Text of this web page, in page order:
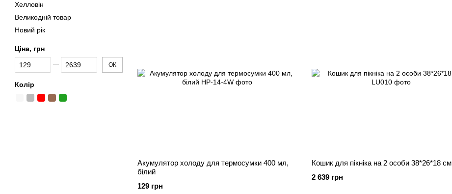
Акумулятор холоду для термосумки 400 мл,
білий
129 грн
Кошик для пікніка на 2 особи 38*26*18 см
2 639 грн
Хелловін
Великодній товар
Новий рік
Ціна, грн
Від Ціна, грн
До Ціна, грн ОК
Колір